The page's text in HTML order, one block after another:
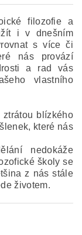
filozofie a
i v dnešním
s více či
nás provází
a rad vás
vlastního
blízkého
které nás
nedokáže
školy se
z nás stále
životem.